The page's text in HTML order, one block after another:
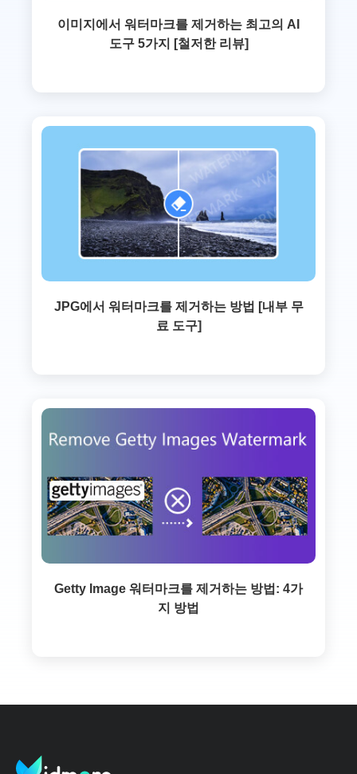
이미지에서 워터마크를 제거하는 최고의 AI
도구 5가지 [철저한 리뷰]
JPG에서 워터마크를 제거하는 방법 [내부 무
료 도구]
Getty Image 워터마크를 제거하는 방법: 4가
지 방법